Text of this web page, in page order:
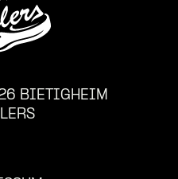
BIETIGHEIM